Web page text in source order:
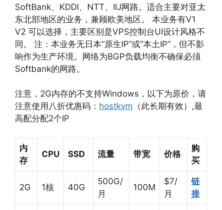
SoftBank、KDDI、NTT、IIJ网路。适合主要对亚太
东北部地区的业务，兼顾欧美地区。 本业务有V1
V2 可以选择，主要区别是VPS控制台UI设计风格不
同。 注：本业务无日本“原生IP”或”本土IP”，但不影
响作为生产环境。网络为BGP负载均衡不确保必须
Softbank的网路。
注意，2G内存的不支持Windows，以下为原价，请
注意使用八折优惠码： hostkvm （此长期有效）,最
高配分配2个IP
内
存
CPU SSD 流量 带宽 价格
购
买
2G 1核 40G
500G/
月
100M
$7/
月
链
接